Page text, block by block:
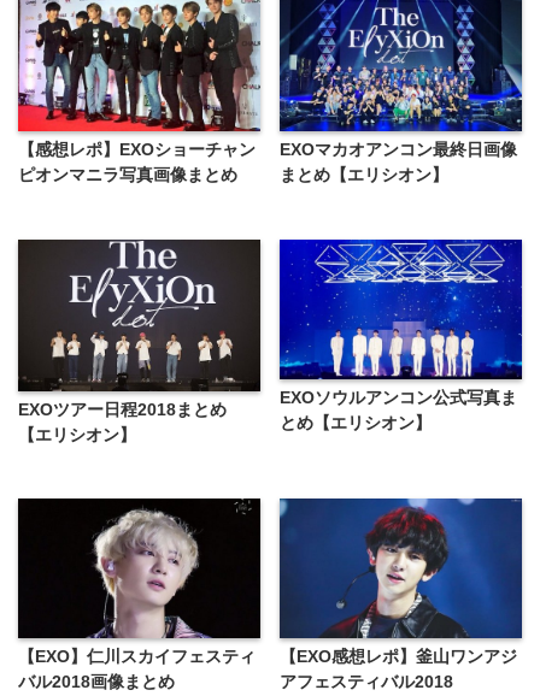
【感想レポ】EXOショーチャン
ピオンマニラ写真画像まとめ
EXOマカオアンコン最終日画像
まとめ【エリシオン】
EXOツアー日程2018まとめ
【エリシオン】
EXOソウルアンコン公式写真ま
とめ【エリシオン】
【EXO】仁川スカイフェスティ
バル2018画像まとめ
【EXO感想レポ】釜山ワンアジ
アフェスティバル2018